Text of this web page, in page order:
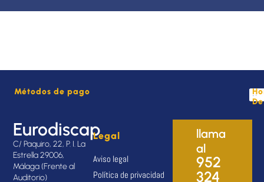
Métodos de pago
Eurodiscap
C/ Paquiro, 22, P. I. La
Estrella 29006,
Málaga (Frente al
Auditorio)
Legal
Aviso legal
Política de privacidad
llama
al
952
324